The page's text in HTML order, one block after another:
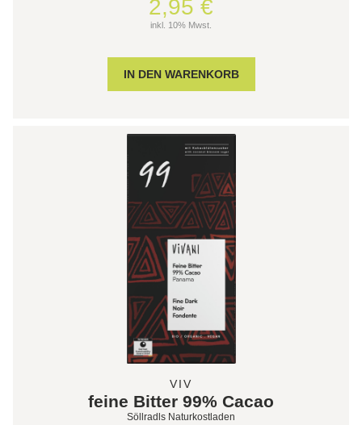
2,95 €
inkl. 10% Mwst.
VIV
feine Bitter 99% Cacao
Söllradls Naturkostladen